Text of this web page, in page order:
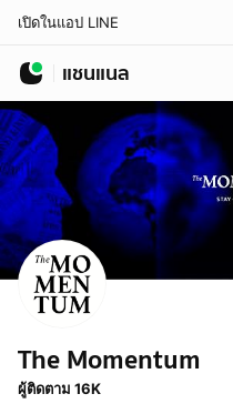
เปิดในแอป LINE
แชนแนล
The Momentum
ผู้ติดตาม 16K